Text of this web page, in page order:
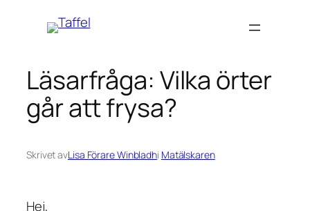
Läsarfråga: Vilka örter
går att frysa?
Skrivet avLisa Förare Winbladhi Matälskaren
Hej,